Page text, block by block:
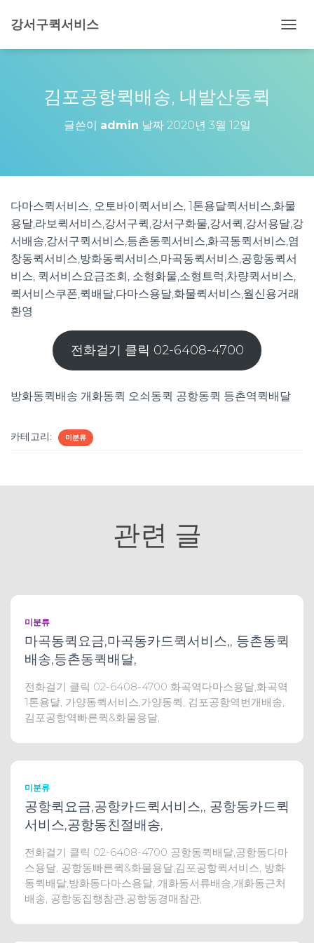
강서구퀵서비스
비
김포공항퀵배송, 내발산동퀵
글쓴이 admin 날짜 2020년 3월 12일
다마스퀵서비스, 오토바이퀵서비스, 1톤용달퀵서비스,화물
용달,라보퀵서비스,강서구퀵,강서구화물,강서퀵,강서용달,강
서배송,강서구퀵서비스,등촌동퀵서비스,화곡동퀵서비스,염
창동퀵서비스,방화동퀵서비스,마곡동퀵서비스,공항동퀵서
비스, 퀵서비스요금조회, 소형화물,소형트럭,차량퀵서비스,
퀵서비스쿠폰,퀵배달,다마스용달,화물퀵서비스,월신용거래
환영
전화걸기 클릭 02-6408-4700
방화동퀵배송 개화동퀵 오쇠동퀵 공항동퀵 등촌역퀵배달
카테고리: 미분류
관련 글
미분류
마곡동퀵요금,마곡동카드퀵서비스,, 등촌동퀵
배송,등촌동퀵배달,
전화걸기 클릭 02-6408-4700 화곡역다마스용달,화곡역
1톤용달, 가양동퀵서비스,가양동퀵, 김포공항역번개배송,
김포공항역빠른퀵&화물용달,
미분류
공항퀵요금,공항카드퀵서비스,, 공항동카드퀵
서비스,공항동친절배송,
전화걸기 클릭 02-6408-4700 공항동퀵배달,공항동다마
스용달, 공항동빠른퀵&화물용달,김포공항퀵서비스, 방화
동퀵배달,방화동다마스용달, 개화동서류배송,개화동근처
배송, 공항동집행참관,공항동경매참관,